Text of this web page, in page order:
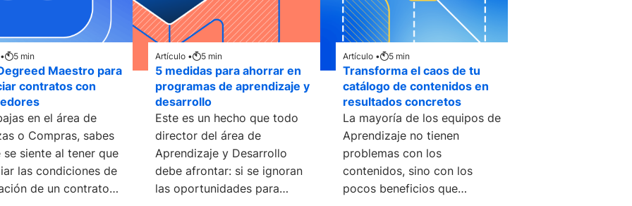
5 min
Maestro para
contratos con
en el área de
o Compras, sabes
se siente al tener que
las condiciones de
de un contrato
Artículo • 5 min
5 medidas para ahorrar en
programas de aprendizaje y
desarrollo
Este es un hecho que todo
director del área de
Aprendizaje y Desarrollo
debe afrontar: si se ignoran
las oportunidades para
Artículo • 5 min
Transforma el caos de tu
catálogo de contenidos en
resultados concretos
La mayoría de los equipos de
Aprendizaje no tienen
problemas con los
contenidos, sino con los
pocos beneficios que